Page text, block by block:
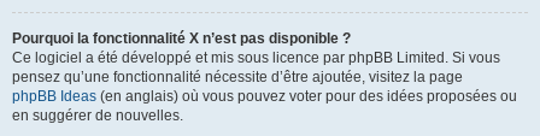
Pourquoi la fonctionnalité X n’est pas disponible ?
Ce logiciel a été développé et mis sous licence par phpBB Limited. Si vous
pensez qu’une fonctionnalité nécessite d’être ajoutée, visitez la page
phpBB Ideas (en anglais) où vous pouvez voter pour des idées proposées ou
en suggérer de nouvelles.